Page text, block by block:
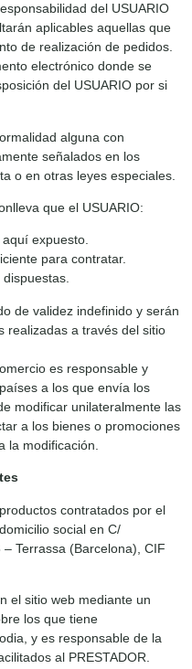
del USUARIO
aplicables aquellas que
de realización de pedidos.
electrónico donde se
del USUARIO por si
alguna con
señalados en los
o en otras leyes especiales.
que el USUARIO:
expuesto.
para contratar.
de validez indefinido y serán
realizadas a través del sitio
es responsable y
a los que envía los
modificar unilateralmente las
a los bienes o promociones
la modificación.
contratados por el
social en C/
– Terrassa (Barcelona), CIF
el sitio web mediante un
los que tiene
y es responsable de la
al PRESTADOR.